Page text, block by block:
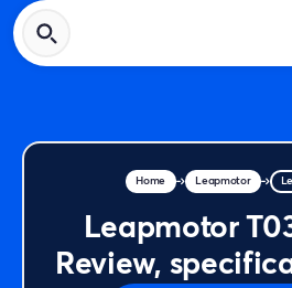
Home Leapmotor
Leapmotor
Review,